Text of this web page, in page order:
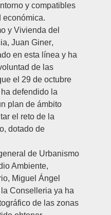
y compatibles
económica.
y Vivienda del
Juan Giner,
en esta línea y ha
de las
el 29 de octubre
defendido la
plan de ámbito
el reto de la
dotado de
de Urbanismo
Ambiente,
Miguel Ángel
Conselleria ya ha
de las zonas